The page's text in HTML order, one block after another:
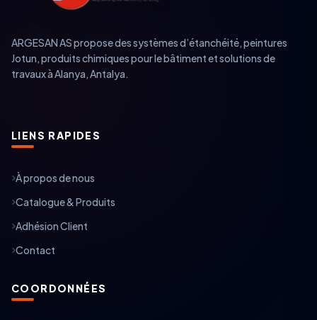
ARGESAN AS propose des systèmes d’étanchéité, peintures
Jotun, produits chimiques pour le bâtiment et solutions de
travaux à Alanya, Antalya.
LIENS RAPIDES
À propos de nous
Catalogue & Produits
Adhésion Client
Contact
COORDONNÉES